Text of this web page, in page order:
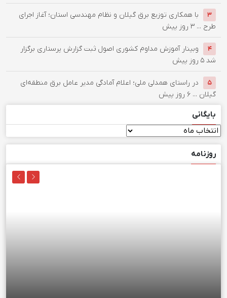
۳
با همکاری توزیع برق گیلان و نظام مهندسی استان؛ آغاز اجرای
طرح ... ۳ روز پیش
۴
وبینار آموزش مداوم کشوری اصول ثبت گزارش پرستاری برگزار
شد ۵ روز پیش
۵
در راستای همدلی ملی؛ اعلام آمادگی مدیر عامل برق منطقه‌ای
گیلان ... ۶ روز پیش
بایگانی
بایگانی
روزنامه